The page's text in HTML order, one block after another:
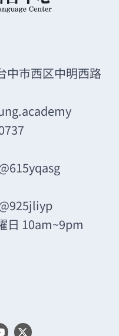
中市西区中明西路
日 10am~9pm
X